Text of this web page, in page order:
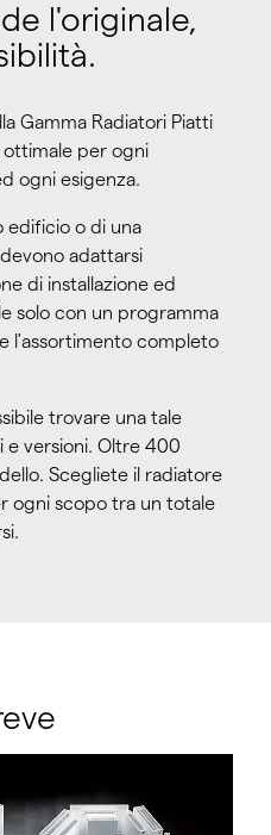
l'originale,
Gamma Radiatori Piatti
ottimale per ogni
ogni esigenza.
edificio o di una
adattarsi
di installazione ed
solo con un programma
l'assortimento completo
trovare una tale
e versioni. Oltre 400
Scegliete il radiatore
ogni scopo tra un totale